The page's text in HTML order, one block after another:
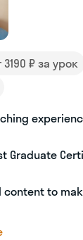
3190 ₽ за урок
Graduate
content to